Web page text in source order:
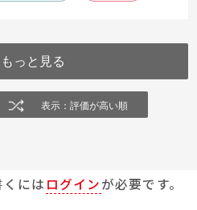
もっと見る
表示：評価が高い順
には ログインが必要です。